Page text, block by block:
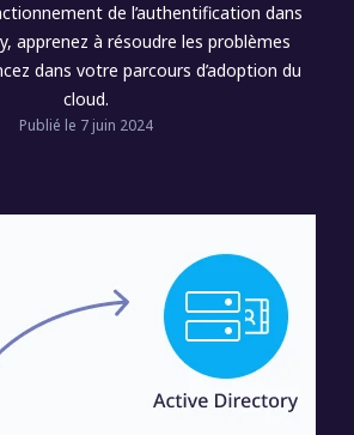
de l’authentification dans
apprenez à résoudre les problèmes
dans votre parcours d’adoption du
cloud.
Publié le 7 juin 2024